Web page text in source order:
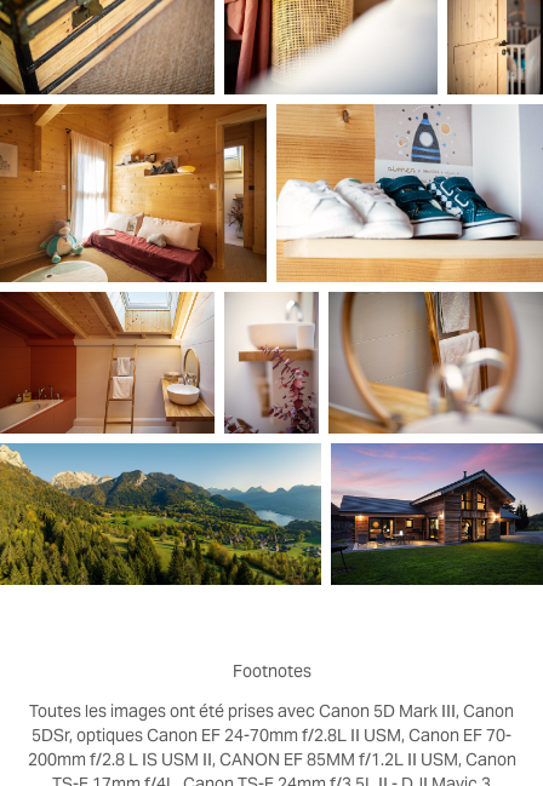
Footnotes
Toutes les images ont été prises avec Canon 5D Mark III, Canon
5DSr, optiques Canon EF 24-70mm f/2.8L II USM, Canon EF 70-
200mm f/2.8 L IS USM II, CANON EF 85MM f/1.2L II USM, Canon